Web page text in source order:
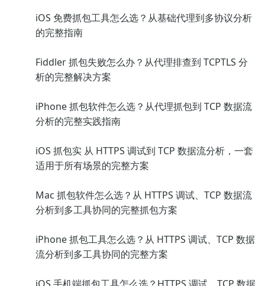
iOS 免费抓包工具怎么选？从基础代理到多协议分析
的完整指南
Fiddler 抓包失败怎么办？从代理排查到 TCPTLS 分
析的完整解决方案
iPhone 抓包软件怎么选？从代理抓包到 TCP 数据流
分析的完整实践指南
iOS 抓包实 从 HTTPS 调试到 TCP 数据流分析，一套
适用于所有场景的完整方案
Mac 抓包软件怎么选？从 HTTPS 调试、TCP 数据流
分析到多工具协同的完整抓包方案
iPhone 抓包工具怎么选？从 HTTPS 调试、TCP 数据
流分析到多工具协同的完整方案